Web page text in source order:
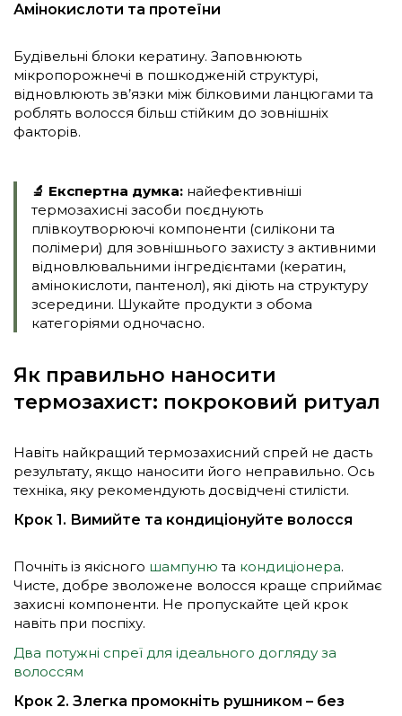
Амінокислоти та протеїни
Будівельні блоки кератину. Заповнюють
мікропорожнечі в пошкодженій структурі,
відновлюють зв’язки між білковими ланцюгами та
роблять волосся більш стійким до зовнішніх
факторів.
🔬 Експертна думка: найефективніші
термозахисні засоби поєднують
плівкоутворюючі компоненти (силікони та
полімери) для зовнішнього захисту з активними
відновлювальними інгредієнтами (кератин,
амінокислоти, пантенол), які діють на структуру
зсередини. Шукайте продукти з обома
категоріями одночасно.
Як правильно наносити
термозахист: покроковий ритуал
Навіть найкращий термозахисний спрей не дасть
результату, якщо наносити його неправильно. Ось
техніка, яку рекомендують досвідчені стилісти.
Крок 1. Вимийте та кондиціонуйте волосся
Почніть із якісного шампуню та кондиціонера.
Чисте, добре зволожене волосся краще сприймає
захисні компоненти. Не пропускайте цей крок
навіть при поспіху.
Два потужні спреї для ідеального догляду за
волоссям
Крок 2. Злегка промокніть рушником – без